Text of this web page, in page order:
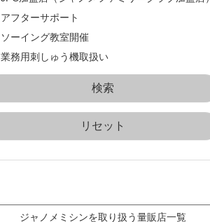
アフターサポート
ソーイング教室開催
業務用刺しゅう機取扱い
リセット
ジャノメミシンを取り扱う量販店一覧